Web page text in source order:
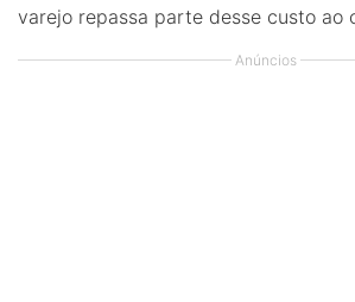
varejo repassa parte desse custo ao
Anúncios